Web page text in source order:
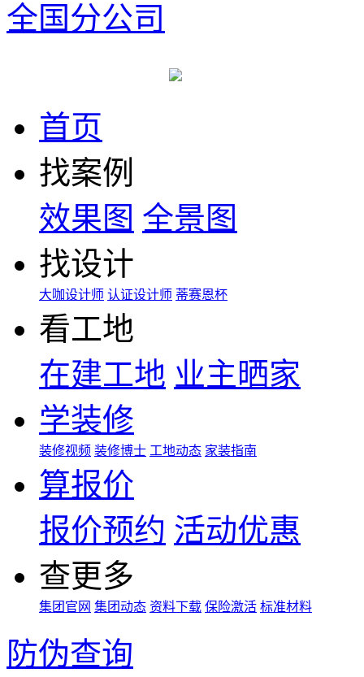
全国分公司
首页
找案例
效果图 全景图
找设计
大咖设计师 认证设计师 蒂赛恩杯
看工地
在建工地 业主晒家
学装修
装修视频 装修博士 工地动态 家装指南
算报价
报价预约 活动优惠
查更多
集团官网 集团动态 资料下载 保险激活 标准材料
防伪查询